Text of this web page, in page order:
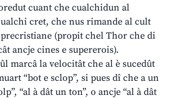
cuant che cualchidun al
cret, che nus rimande al cult
(propit chel Thor che di
ancje cines e supererois).
marcâ la velocitât che al è sucedût
“bot e sclop”, si pues dî che a un
“al à dât un ton”, o ancje “al à dât